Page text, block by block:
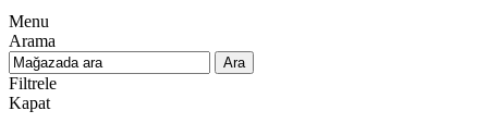
Menu
Arama
Filtrele
Kapat